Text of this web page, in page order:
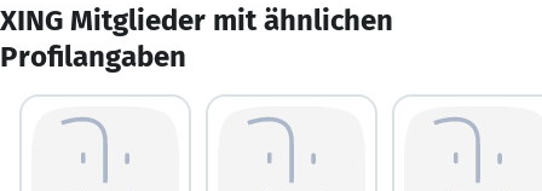
XING Mitglieder mit ähnlichen
Profilangaben